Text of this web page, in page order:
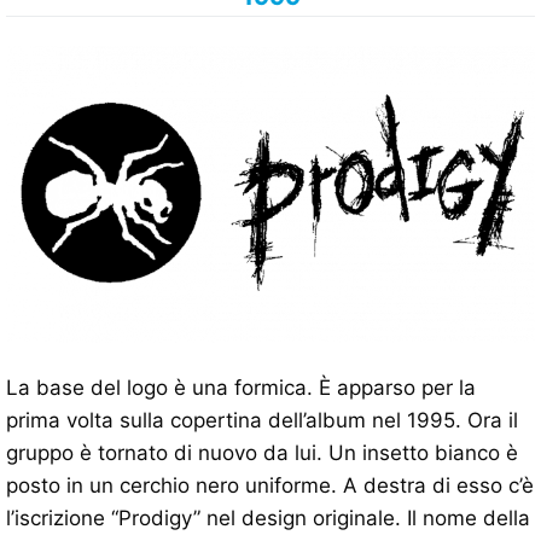
La base del logo è una formica. È apparso per la
prima volta sulla copertina dell’album nel 1995. Ora il
gruppo è tornato di nuovo da lui. Un insetto bianco è
posto in un cerchio nero uniforme. A destra di esso c’è
l’iscrizione “Prodigy” nel design originale. Il nome della